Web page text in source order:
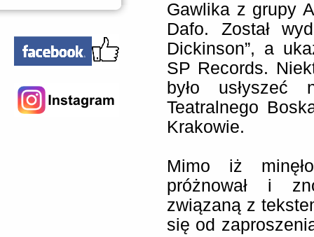
Gawlika z grupy
Dafo. Został
Dickinson”, a
SP Records.
było usłyszeć
Teatralnego
Krakowie.
Mimo iż
próżnował i
związaną z
się od